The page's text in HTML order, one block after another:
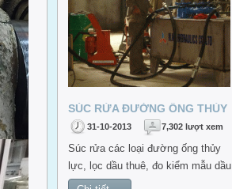
SÚC RỬA ĐƯỜNG ỐNG THỦY
LỰC
31-10-2013 7,302 lượt xem
Súc rửa các loại đường ống thủy
lực, lọc dầu thuê, đo kiểm mẫu dầu
thủy lực theo tiêu chuẩn NAS, ISO